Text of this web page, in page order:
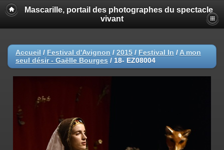
Mascarille, portail des photographes du spectacle
vivant
Accueil / Festival d'Avignon / 2015 / Festival In / A mon
seul désir - Gaëlle Bourges / 18- EZ08004